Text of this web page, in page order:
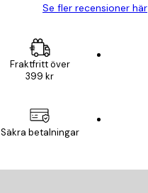
Se fler recensioner här
Fraktfritt över
399 kr
Säkra betalningar